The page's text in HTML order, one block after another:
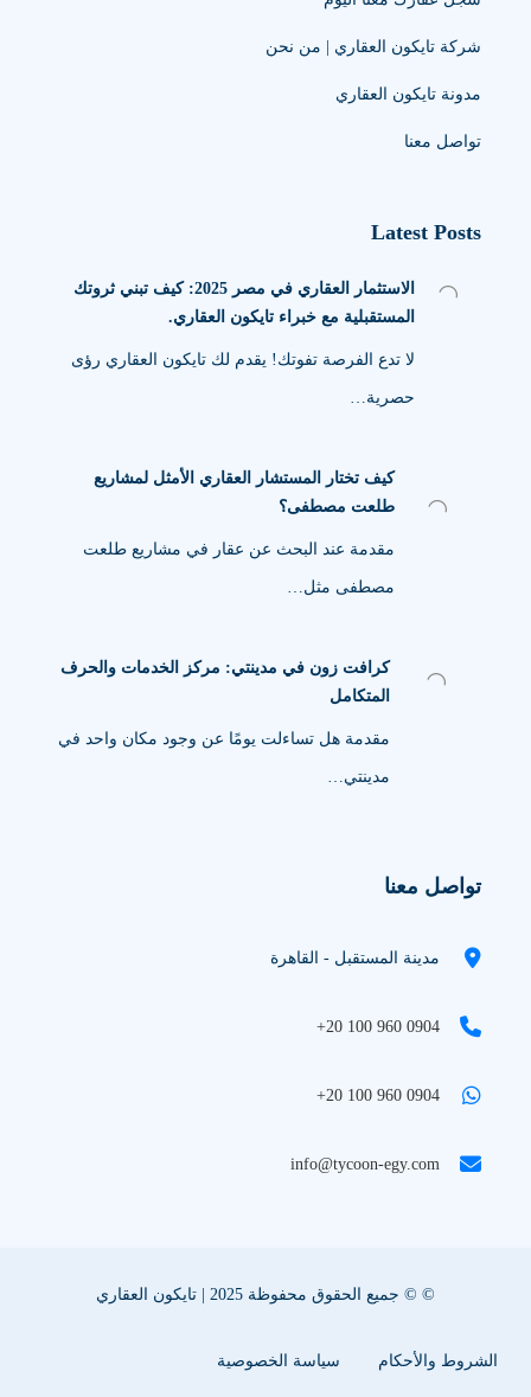
شركة تايكون العقاري | من نحن
مدونة تايكون العقاري
تواصل معنا
Latest Posts
الاستثمار العقاري في مصر 2025: كيف تبني ثروتك
المستقبلية مع خبراء تايكون العقاري.
لا تدع الفرصة تفوتك! يقدم لك تايكون العقاري رؤى
حصرية…
كيف تختار المستشار العقاري الأمثل لمشاريع
طلعت مصطفى؟
مقدمة عند البحث عن عقار في مشاريع طلعت
مصطفى مثل…
كرافت زون في مدينتي: مركز الخدمات والحرف
المتكامل
مقدمة هل تساءلت يومًا عن وجود مكان واحد في
مدينتي…
تواصل معنا
مدينة المستقبل - القاهرة
+20 100 960 0904
+20 100 960 0904
info@tycoon-egy.com
© © جميع الحقوق محفوظة 2025 | تايكون العقاري
الشروط والأحكام سياسة الخصوصية